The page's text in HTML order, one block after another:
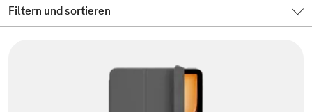
Filtern und sortieren